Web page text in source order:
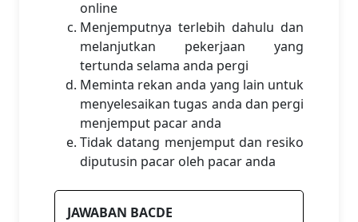
online
Menjemputnya terlebih dahulu dan
melanjutkan pekerjaan yang
tertunda selama anda pergi
Meminta rekan anda yang lain untuk
menyelesaikan tugas anda dan pergi
menjemput pacar anda
Tidak datang menjemput dan resiko
diputusin pacar oleh pacar anda
JAWABAN BACDE